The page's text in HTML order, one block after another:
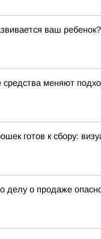
ваш ребенок?
меняют
готов к сбору:
о продаже